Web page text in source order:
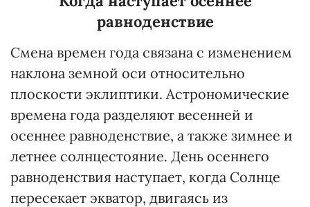
равноденствие
Смена времен года связана с изменением
наклона земной оси относительно
плоскости эклиптики. Астрономические
времена года разделяют весенней и
осеннее равноденствие, а также зимнее и
летнее солнцестояние. День осеннего
равноденствия наступает, когда Солнце
пересекает экватор, двигаясь из